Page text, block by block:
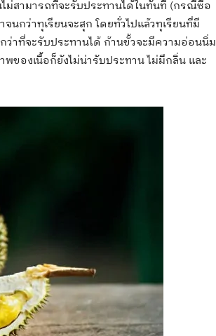
สามารถที่จะรับประทานได้ในทันที (กรณีซื้อ
นกว่าทุเรียนจะสุก โดยทั่วไปแล้วทุเรียนที่มี
าที่จะรับประทานได้ ก้านขั้วจะมีความอ่อนนิ่ม
ของเนื้อก็ยังไม่น่ารับประทาน ไม่มีกลิ่น และ